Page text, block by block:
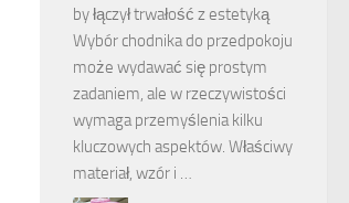
by łączył trwałość z estetyką
Wybór chodnika do przedpokoju
może wydawać się prostym
zadaniem, ale w rzeczywistości
wymaga przemyślenia kilku
kluczowych aspektów. Właściwy
materiał, wzór i …